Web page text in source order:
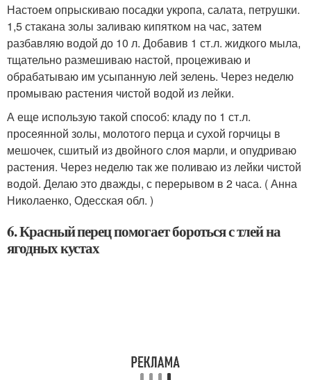
Настоем опрыскиваю посадки укропа, салата, петрушки.
1,5 стакана золы заливаю кипятком на час, затем
разбавляю водой до 10 л. Добавив 1 ст.л. жидкого мыла,
тщательно размешиваю настой, процеживаю и
обрабатываю им усыпанную лей зелень. Через неделю
промываю растения чистой водой из лейки.
А еще использую такой способ: кладу по 1 ст.л.
просеянной золы, молотого перца и сухой горчицы в
мешочек, сшитый из двойного слоя марли, и опудриваю
растения. Через неделю так же поливаю из лейки чистой
водой. Делаю это дважды, с перерывом в 2 часа. ( Анна
Николаенко, Одесская обл. )
6. Красный перец помогает бороться с тлей на
ягодных кустах